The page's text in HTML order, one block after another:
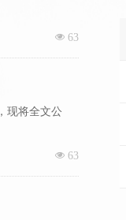
市住房有效供
넶 63
现将全文公
넶 63